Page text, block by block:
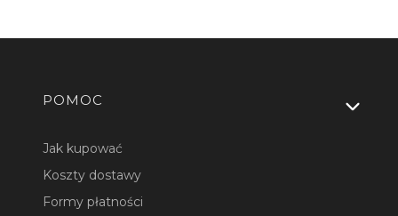
Linki w stopce
POMOC
Jak kupować
Koszty dostawy
Formy płatności